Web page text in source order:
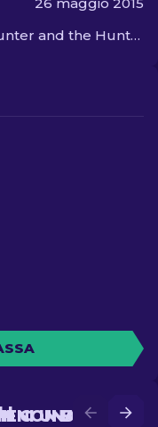
The Hunter and the Hunted
UNA SKIN
CON BATTLE